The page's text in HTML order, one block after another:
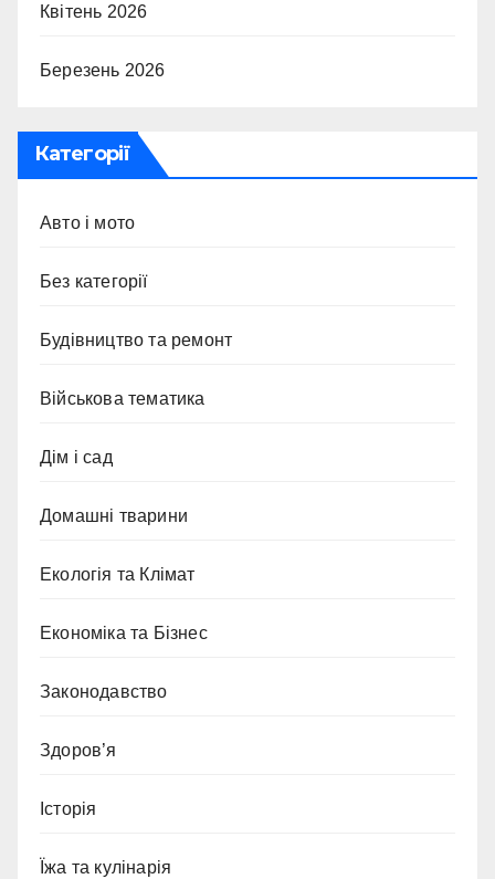
Квітень 2026
Березень 2026
Категорії
Авто і мото
Без категорії
Будівництво та ремонт
Військова тематика
Дім і сад
Домашні тварини
Екологія та Клімат
Економіка та Бізнес
Законодавство
Здоров’я
Історія
Їжа та кулінарія